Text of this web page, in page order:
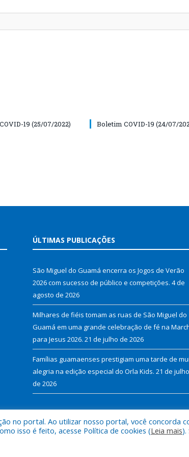
19 (25/07/2022) Boletim COVID-19 (24/07/
ÚLTIMAS PUBLICAÇÕES
São Miguel do Guamá encerra os Jogos de Verão
2026 com sucesso de público e competições. 4 de
agosto de 2026
Milhares de fiéis tomam as ruas de São Miguel do
Guamá em uma grande celebração de fé na
para Jesus 2026. 21 de julho de 2026
Famílias guamaenses prestigiam uma tarde de
alegria na edição especial do Orla Kids. 21 de julho
de 2026
no portal. Ao utilizar nosso portal, você concorda
isso é feito, acesse Política de cookies (Leia mais).